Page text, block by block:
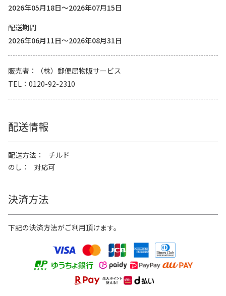
2026年05月18日～2026年07月15日
配送期間
2026年06月11日～2026年08月31日
販売者
（株）郵便局物販サービス
TEL
0120-92-2310
配送情報
配送方法
チルド
のし
対応可
決済方法
下記の決済方法がご利用頂けます。